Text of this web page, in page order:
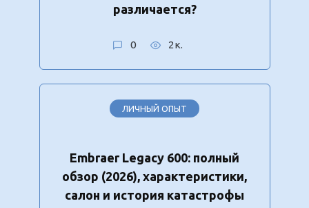
различается?
0 2к.
ЛИЧНЫЙ ОПЫТ
Embraer Legacy 600: полный
обзор (2026), характеристики,
салон и история катастрофы